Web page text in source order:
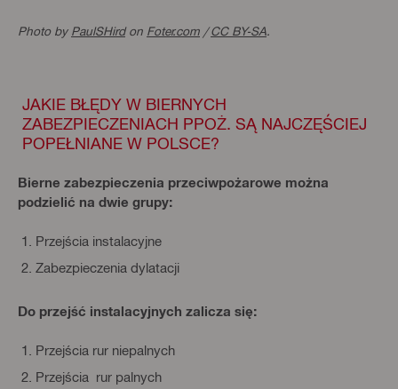
Photo by PaulSHirdon Foter.com /CC BY-SA.
JAKIE BŁĘDY W BIERNYCH
ZABEZPIECZENIACH PPOŻ. SĄ NAJCZĘŚCIEJ
POPEŁNIANE W POLSCE?
Bierne zabezpieczenia przeciwpożarowe można
podzielić na dwie grupy:
Przejścia instalacyjne
Zabezpieczenia dylatacji
Do przejść instalacyjnych zalicza się:
Przejścia rur niepalnych
Przejścia rur palnych